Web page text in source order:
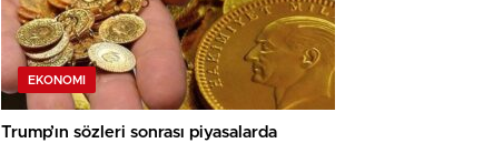
EKONOMI
Trump’ın sözleri sonrası piyasalarda